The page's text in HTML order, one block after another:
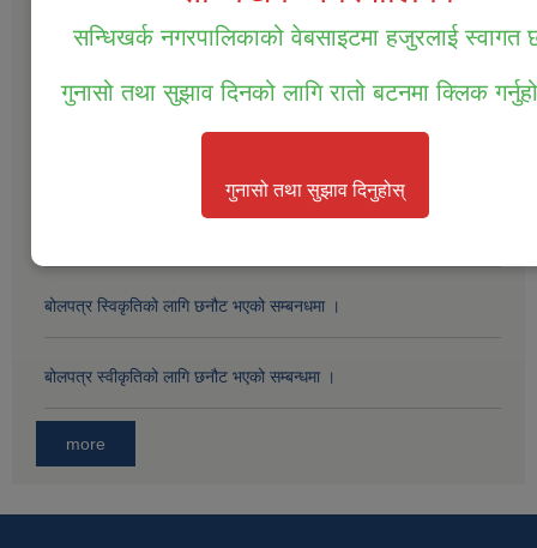
सम्पत्ति तथा जिन्सी मालसामान लिलाम विक्रिको लागि बोलपत्र आव्हानको सूचना
बोलपत्र स्विकृतिको लागि छनौट भएको सम्बनधमा ।
बोलपत्र स्वीकृतिको लागि छनौट भएको सम्बन्धमा ।
more
सन्धिखर्क नगरपालिकाको वेबसाइटमा हजुरलाई स्वागत
गुनासो तथा सुझाव दिनको लागि रातो बटनमा क्लिक
गुनासो तथा सुझाव दिनुहोस्